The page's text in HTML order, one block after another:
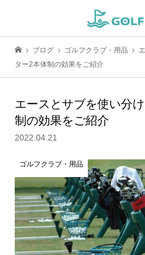
ブログ ゴルフクラブ・用品
ター2本体制の効果をご紹介
エースとサブを使い分
制の効果をご紹介
2022.04.21
ゴルフクラブ・用品